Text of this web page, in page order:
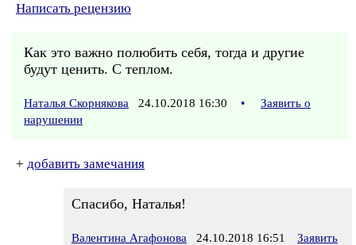
Написать рецензию
Как это важно полюбить себя, тогда и другие
будут ценить. С теплом.
Наталья Скорнякова 24.10.2018 16:30 •
Заявить о
нарушении
+ добавить замечания
Спасибо, Наталья!
Валентина Агафонова 24.10.2018 16:51
Заявить